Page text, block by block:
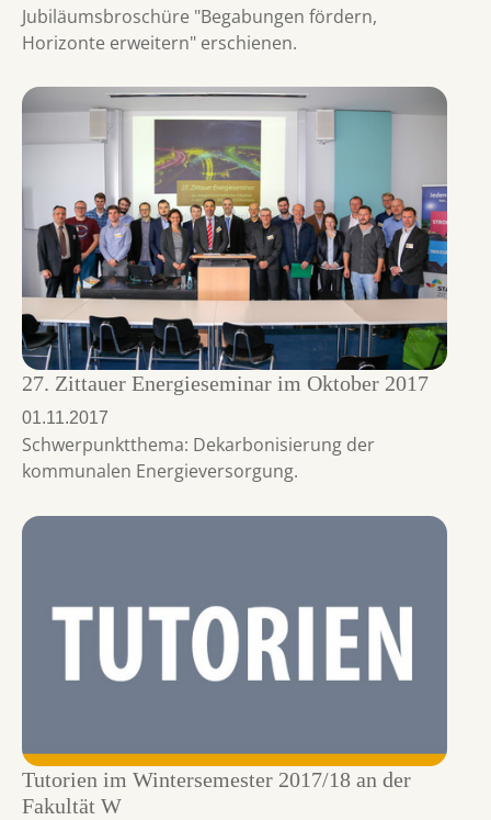
Jubiläumsbroschüre "Begabungen fördern,
Horizonte erweitern" erschienen.
27. Zittauer Energieseminar im Oktober 2017
01.11.2017
Schwerpunktthema: Dekarbonisierung der
kommunalen Energieversorgung.
Tutorien im Wintersemester 2017/18 an der
Fakultät W